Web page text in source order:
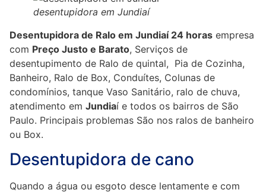
desentupidora em Jundiaí
Desentupidora de Ralo em Jundiaí 24 horas empresa
com Preço Justo e Barato, Serviços de
desentupimento de Ralo de quintal, Pia de Cozinha,
Banheiro, Ralo de Box, Conduítes, Colunas de
condomínios, tanque Vaso Sanitário, ralo de chuva,
atendimento em Jundiaí e todos os bairros de São
Paulo. Principais problemas São nos ralos de banheiro
ou Box.
Desentupidora de cano
Quando a água ou esgoto desce lentamente e com